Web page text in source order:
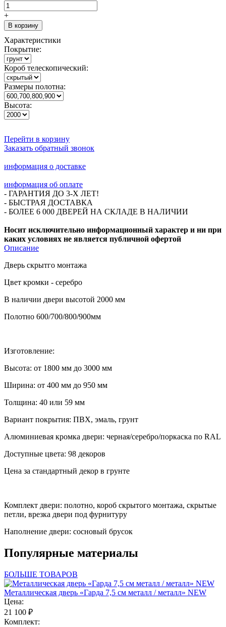
+
В корзину
Характеристики
Покрытие:
Короб телескопический:
Размеры полотна:
Высота:
Перейти в корзину
Заказать обратный звонок
информация о доставке
информация об оплате
- ГАРАНТИЯ ДО 3-Х ЛЕТ!
- БЫСТРАЯ ДОСТАВКА
- БОЛЕЕ 6 000 ДВЕРЕЙ НА СКЛАДЕ В НАЛИЧИИ
Носит исключительно информационный характер и ни при
каких условиях не является публичной офертой
Описание
Дверь скрытго монтажа
Цвет кромки - серебро
В наличии двери высотой 2000 мм
Полотно 600/700/800/900мм
Изготовление:
Высота: от 1800 мм до 3000 мм
Ширина: от 400 мм до 950 мм
Толщина: 40 или 59 мм
Вариант покрытия: ПВХ, эмаль, грунт
Алюминиевая кромка двери: черная/серебро/поркаска по RAL
Доступные цвета: 98 декоров
Цена за стандартный декор в грунте
Комплект двери: полотно, короб скрытого монтажа, скрытые
петли, врезка двери под фурнитуру
Наполнение двери: сосновый брусок
Популярные материалы
БОЛЬШЕ ТОВАРОВ
Металлическая дверь «Гарда 7,5 см металл / металл» NEW
Цена:
21 100 ₽
Комплект: